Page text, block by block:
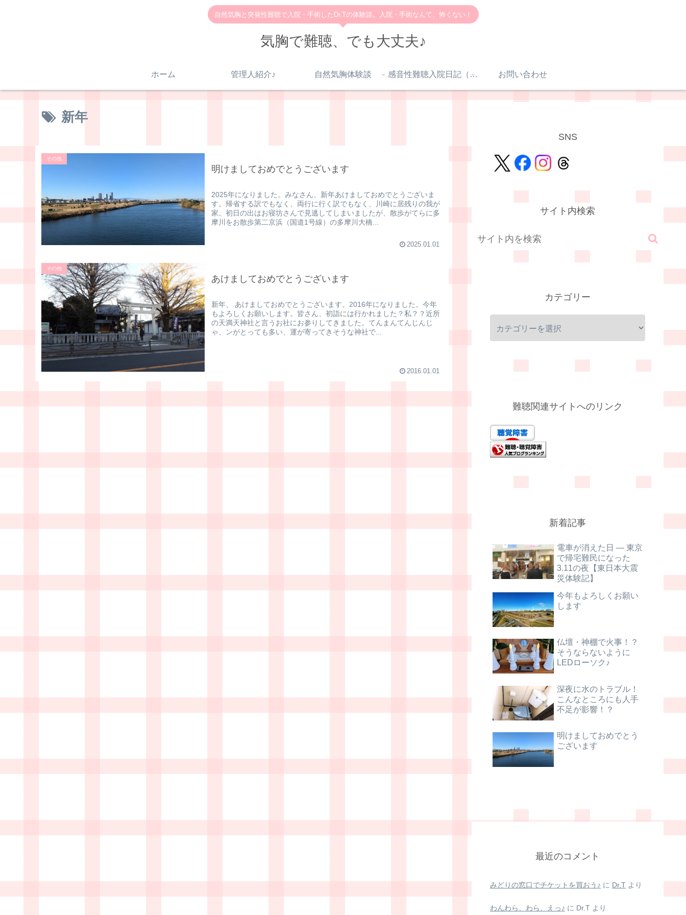
自然気胸と突発性難聴で入院・手術したDr.Tの体験談。入院・手術なんて、怖くない！
気胸で難聴、でも大丈夫♪
ホーム 管理人紹介♪ 自然気胸体験談 感音性難聴入院日記（体験談） お問い合わせ
新年
その他
明けましておめでとうございます
2025年になりました。みなさん、新年あけましておめでとうございま
す。帰省する訳でもなく、両行に行く訳でもなく、川崎に居残りの我が
家。初日の出はお寝坊さんで見逃してしまいましたが、散歩がてらに多
摩川をお散歩第二京浜（国道1号線）の多摩川大橋...
2025.01.01
その他
あけましておめでとうございます
新年、 あけましておめでとうございます。2016年になりました。今年
もよろしくお願いします。皆さん、初詣には行かれました？私？？近所
の天満天神社と言うお社にお参りしてきました。てんまんてんじんじ
ゃ、ンがとっても多い、運が寄ってきそうな神社で...
2016.01.01
SNS
サイト内検索
カテゴリー
難聴関連サイトへのリンク
新着記事
電車が消えた日 ― 東京
で帰宅難民になった
3.11の夜【東日本大震
災体験記】
今年もよろしくお願い
します
仏壇・神棚で火事！？
そうならないように
LEDローソク♪
深夜に水のトラブル！
こんなところにも人手
不足が影響！？
明けましておめでとう
ございます
最近のコメント
みどりの窓口でチケットを買おう♪ に Dr.T より
わんわら、わら、えっ♪ に Dr.T より